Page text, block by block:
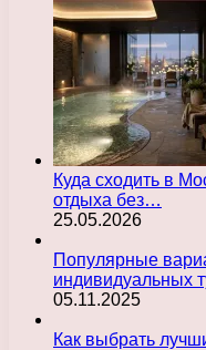
Куда сходить в
отдыха без…
25.05.2026
Популярные
индивидуальных
05.11.2025
Как выбрать